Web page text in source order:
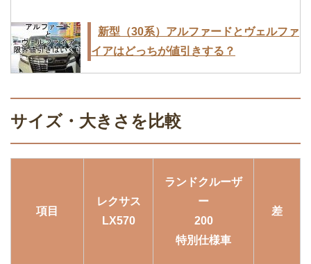
新型（30系）アルファードとヴェルファ
イアはどっちが値引きする？
新型のホンダフリードとトヨタシエンタ
サイズ・大きさを比較
項目
レクサス
LX570
ランドクルーザ
ー
200
特別仕様車
差